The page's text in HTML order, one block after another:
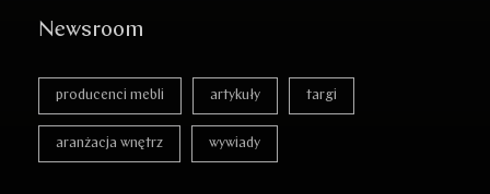
Newsroom
producenci mebli artykuły targi
aranżacja wnętrz wywiady